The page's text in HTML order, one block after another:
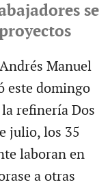
se
Manuel
este domingo
la refinería Dos
julio, los 35
laboran en
a otras